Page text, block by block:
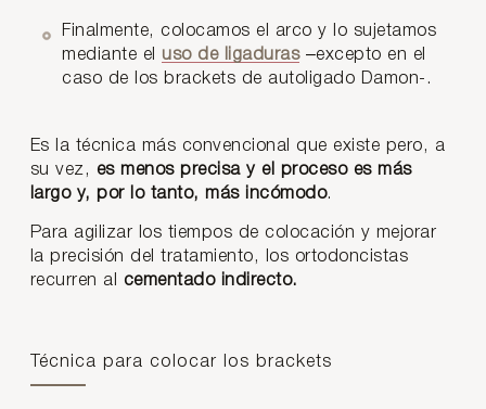
Finalmente, colocamos el arco y lo sujetamos
mediante el uso de ligaduras–excepto en el
caso de los brackets de autoligado Damon-.
Es la técnica más convencional que existe pero, a
su vez, es menos precisa y el proceso es más
largo y, por lo tanto, más incómodo.
Para agilizar los tiempos de colocación y mejorar
la precisión del tratamiento, los ortodoncistas
recurren al cementado indirecto.
Técnica para colocar los brackets